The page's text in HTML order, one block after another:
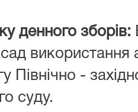
денного зборів:
використання
Північно -
суду.